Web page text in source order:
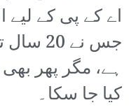
اے کے پی کے لیے
جس نے
ہے، مگر پھر
کیا جا سکا۔